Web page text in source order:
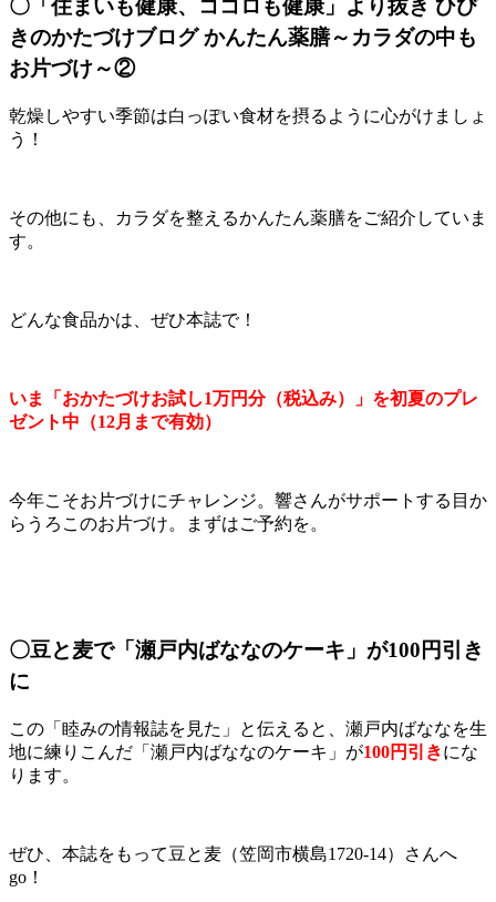
〇「住まいも健康、ココロも健康」より抜き ひび
きのかたづけブログ かんたん薬膳～カラダの中も
お片づけ～②
乾燥しやすい季節は白っぽい食材を摂るように心がけましょ
う！
その他にも、カラダを整えるかんたん薬膳をご紹介していま
す。
どんな食品かは、ぜひ本誌で！
いま「おかたづけお試し1万円分（税込み）」を初夏のプレ
ゼント中（12月まで有効）
今年こそお片づけにチャレンジ。響さんがサポートする目か
らうろこのお片づけ。まずはご予約を。
〇豆と麦で「瀬戸内ばななのケーキ」が100円引き
に
この「睦みの情報誌を見た」と伝えると、瀬戸内ばななを生
地に練りこんだ「瀬戸内ばななのケーキ」が100円引きにな
ります。
ぜひ、本誌をもって豆と麦（笠岡市横島1720-14）さんへ
go！